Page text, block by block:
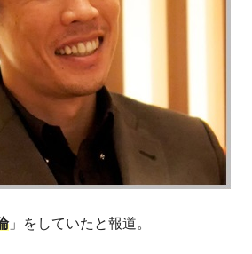
」をしていたと報道。